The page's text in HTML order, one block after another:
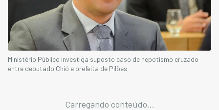
Ministério Público investiga suposto caso de nepotismo cruzado
entre deputado Chió e prefeita de Pilões
Carregando conteúdo...